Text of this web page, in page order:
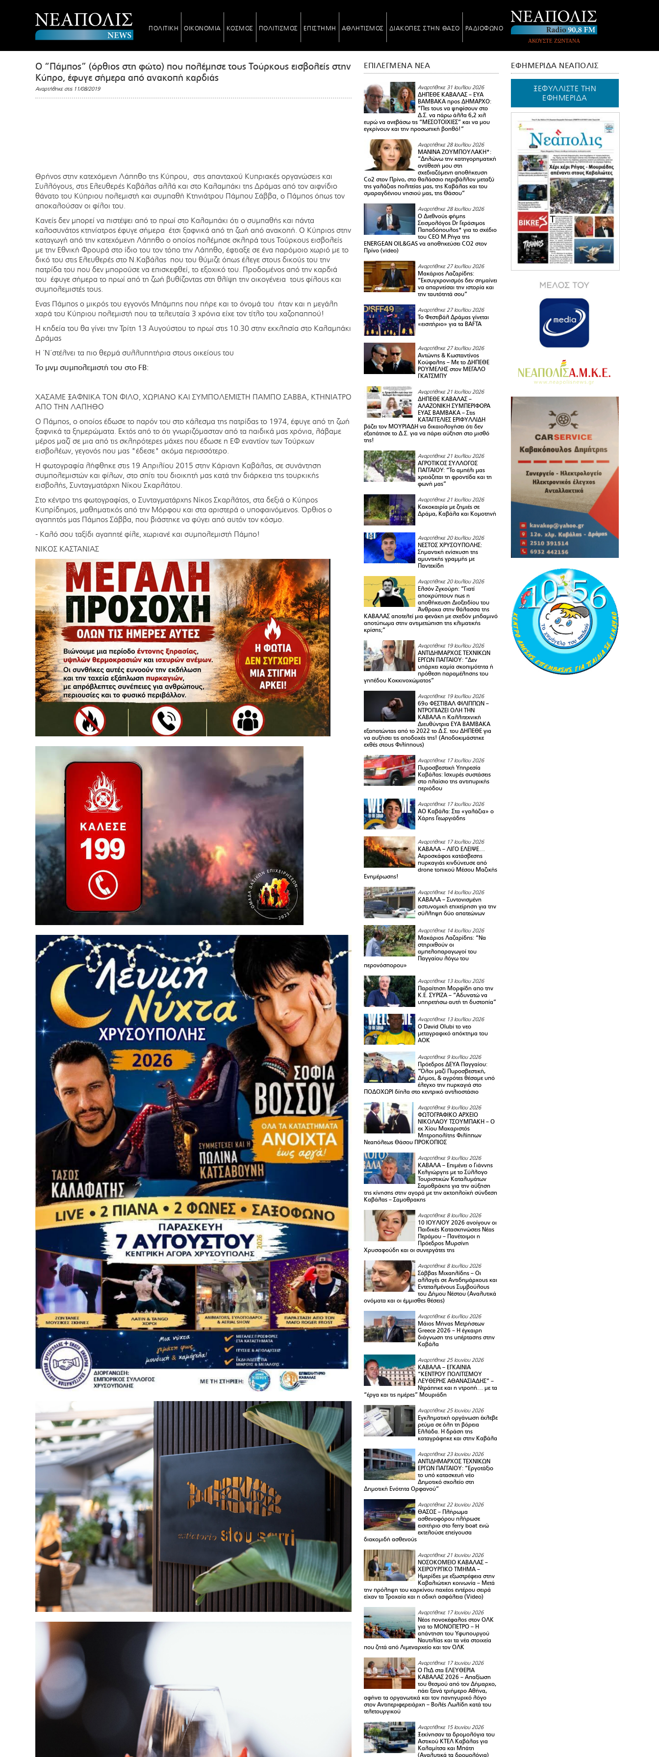
ΠΟΛΙΤΙΚΗ ΟΙΚΟΝΟΜΙΑ ΚΟΣΜΟΣ ΠΟΛΙΤΙΣΜΟΣ ΕΠΙΣΤΗΜΗ ΑΘΛΗΤΙΣΜΟΣ ΔΙΑΚΟΠΕΣ ΣΤΗΝ ΘΑΣΟ ΡΑΔΙΟΦΩΝΟ
ΑΚΟΥΣΤΕ ΖΩΝΤΑΝΑ
Ο “Πάμπος” (όρθιος στη φώτο) που πολέμησε τους Τούρκους εισβολείς στην
Κύπρο, έφυγε σήμερα από ανακοπή καρδιάς
Αναρτήθηκε στις 11/08/2019
Θρήνος στην κατεχόμενη Λάπηθο της Κύπρου, στις απανταχού Κυπριακές οργανώσεις και
Συλλόγους, στις Ελευθερές Καβάλας αλλά και στο Καλαμπάκι της Δράμας από τον αιφνίδιο
θάνατο του Κύπριου πολεμιστή και συμπαθή Κτηνιάτρου Πάμπου Σάββα, ο Πάμπος όπως τον
αποκαλούσαν οι φίλοι του.
Κανείς δεν μπορεί να πιστέψει από το πρωί στο Καλαμπάκι ότι ο συμπαθής και πάντα
καλοσυνάτος κτηνίατρος έφυγε σήμερα έτσι ξαφνικά από τη ζωή από ανακοπή. Ο Κύπριος στην
καταγωγή από την κατεχόμενη Λάπηθο ο οποίος πολέμησε σκληρά τους Τούρκους εισβολείς
με την Εθνική Φρουρά στο ίδιο του τον τόπο την Λάπηθο, έφτιαξε σε ένα παρόμοιο χωριό με το
δικό του στις Ελευθερές στο Ν.Καβάλας που του θύμιζε όπως έλεγε στους δικούς του την
πατρίδα του που δεν μπορούσε να επισκεφθεί, το εξοχικό του. Προδομένος από την καρδιά
του έφυγε σήμερα το πρωί από τη ζωή βυθίζοντας στη θλίψη την οικογένεια τους φίλους και
συμπολεμιστές τους.
Ενας Πάμπος ο μικρός του εγγονός Μπάμπης που πήρε και το όνομά του ήταν και η μεγάλη
χαρά του Κύπριου πολεμιστή που τα τελευταία 3 χρόνια είχε τον τίτλο του χαζοπαππού!
Η κηδεία του θα γίνει την Τρίτη 13 Αυγούστου το πρωί στις 10.30 στην εκκλησία στο Καλαμπάκι
Δράμας
Η ΄Ν΄στέλνει τα πιο θερμά συλλυπητήρια στους οικείους του
Το μνμ συμπολεμιστή του στο FB:
ΧΑΣΑΜΕ ΞΑΦΝΙΚΑ ΤΟΝ ΦΙΛΟ, ΧΩΡΙΑΝΟ ΚΑΙ ΣΥΜΠΟΛΕΜΙΣΤΗ ΠΑΜΠΟ ΣΑΒΒΑ, ΚΤΗΝΙΑΤΡΟ
ΑΠΟ ΤΗΝ ΛΑΠΗΘΟ
Ο Πάμπος, ο οποίος έδωσε το παρόν του στο κάλεσμα της πατρίδας το 1974, έφυγε από τη ζωή
ξαφνικά τα ξημερώματα. Εκτός από το ότι γνωριζόμασταν από τα παιδικά μας χρόνια, λάβαμε
μέρος μαζί σε μια από τις σκληρότερες μάχες που έδωσε η ΕΦ εναντίον των Τούρκων
εισβολέων, γεγονός που μας "έδεσε" ακόμα περισσότερο.
Η φωτογραφία λήφθηκε στις 19 Απριλίου 2015 στην Κάριανη Καβάλας, σε συνάντηση
συμπολεμιστών και φίλων, στο σπίτι του διοικητή μας κατά την διάρκεια της τουρκικής
εισβολής, Συνταγματάρχη Νίκου Σκαρλάτου.
Στο κέντρο της φωτογραφίας, ο Συνταγματάρχης Νίκος Σκαρλάτος, στα δεξιά ο Κύπρος
Κυπρίδημος, μαθηματικός από την Μόρφου και στα αριστερά ο υποφαινόμενος. Όρθιος ο
αγαπητός μας Πάμπος Σάββα, που βιάστηκε να φύγει από αυτόν τον κόσμο.
- Καλό σου ταξίδι αγαπητέ φίλε, χωριανέ και συμπολεμιστή Πάμπο!
NIKOΣ ΚΑΣΤΑΝΙΑΣ
ΕΠΙΛΕΓΜΕΝΑ ΝΕΑ
Αναρτήθηκε 31 Ιουλίου 2026
ΔΗΠΕΘΕ ΚΑΒΑΛΑΣ – ΕΥΑ
ΒΑΜΒΑΚΑ προς ΔΗΜΑΡΧΟ:
“Πες τους να ψηφίσουν στο
Δ.Σ. να πάρω άλλα 6,2 χιλ
ευρώ να ανεβάσω τις “ΜΕΣΟΤΟΙΧΙΕΣ” και να μου
εγκρίνουν και την προσωπική βοηθό!”
Αναρτήθηκε 28 Ιουλίου 2026
ΜΑΝΙΝΑ ΖΟΥΜΠΟΥΛΑΚΗ*:
“Δηλώνω την κατηγορηματική
αντίθεσή μου στη
σχεδιαζόμενη αποθήκευση
Co2 στον Πρίνο, στο θαλάσσιο περιβάλλον μεταξύ
της γαλάζιας πολιτείας μας, της Καβάλας και του
σμαραγδένιου νησιού μας, της Θάσου”
Αναρτήθηκε 28 Ιουλίου 2026
Ο Διεθνούς φήμης
Σεισμολόγος Dr Γεράσιμος
Παπαδόπουλος* για το σχέδιο
του CEO M.Ρήγα της
ENERGEAN OIL&GAS να αποθηκεύσει CO2 στον
Πρίνο (video)
Αναρτήθηκε 27 Ιουλίου 2026
Μακάριος Λαζαρίδης:
“Εκσυγχρονισμός δεν σημαίνει
να απαρνείσαι την ιστορία και
την ταυτότητά σου”
Αναρτήθηκε 27 Ιουλίου 2026
Το Φεστιβάλ Δράμας γίνεται
«εισιτήριο» για τα BAFTA
Αναρτήθηκε 27 Ιουλίου 2026
Αντώνης & Κωσταντίνος
Κούφαλης – Με το ΔΗΠΕΘΕ
ΡΟΥΜΕΛΗΣ στον ΜΕΓΑΛΟ
ΓΚΑΤΣΜΠΥ
Αναρτήθηκε 21 Ιουλίου 2026
ΔΗΠΕΘΕ ΚΑΒΑΛΑΣ –
ΑΛΑΖΟΝΙΚΗ ΣΥΜΠΕΡΙΦΟΡΑ
ΕΥΑΣ ΒΑΜΒΑΚΑ – Στις
ΚΑΤΑΓΓΕΛΙΕΣ ΕΡΙΦΥΛΛΙΔΗ
βάζει τον ΜΟΥΡΙΑΔΗ να δικαιολογήσει ότι δεν
εξαπάτησε το Δ.Σ. για να πάρει αύξηση στο μισθό
της!
Αναρτήθηκε 21 Ιουλίου 2026
ΑΓΡΟΤΙΚΟΣ ΣΥΛΛΟΓΟΣ
ΠΑΓΓΑΙΟY: “Το αμπέλι μας
χρειάζεται τη φροντίδα και τη
φωνή μας”
Αναρτήθηκε 21 Ιουλίου 2026
Κακοκαιρία με ζημιές σε
Δράμα, Καβάλα και Κομοτηνή
Αναρτήθηκε 20 Ιουλίου 2026
ΝΕΣΤΟΣ ΧΡΥΣΟΥΠΟΛΗΣ:
Σημαντική ενίσχυση της
αμυντικής γραμμής με
Παντεκίδη
Αναρτήθηκε 20 Ιουλίου 2026
Ελσόν Ζγκούρη: “Γιατί
αποκρύπτουν πως η
αποθήκευση Διοξειδίου του
Άνθρακα στην θάλασσα της
ΚΑΒΑΛΑΣ αποτελεί μια φενάκη με σχεδόν μηδαμινό
αποτύπωμα στην αντιμετώπιση της κλιματικής
κρίσης;”
Αναρτήθηκε 19 Ιουλίου 2026
ΑΝΤΙΔΗΜΑΡΧΟΣ ΤΕΧΝΙΚΩΝ
ΕΡΓΩΝ ΠΑΓΓΑΙΟΥ: “Δεν
υπάρχει καμία σκοπιμότητα ή
πρόθεση παραμέλησης του
γηπέδου Κοκκινοχώματος”
Αναρτήθηκε 19 Ιουλίου 2026
69ο ΦΕΣΤΙΒΑΛ ΦΙΛΙΠΠΩΝ –
ΝΤΡΟΠΙΑΖΕΙ ΟΛΗ ΤΗΝ
ΚΑΒΑΛΑ η Καλλιτεχνική
Διευθύντρια ΕΥΑ ΒΑΜΒΑΚΑ
εξαπατώντας από το 2022 το Δ.Σ. του ΔΗΠΕΘΕ για
να αυξήσει τις αποδοχές της! (Αποδοκιμάστηκε
εχθές στους Φιλίππους)
Αναρτήθηκε 17 Ιουλίου 2026
Πυροσβεστική Υπηρεσία
Καβάλας: Ισχυρές συστάσεις
στο πλαίσιο της αντιπυρικής
περιόδου
Αναρτήθηκε 17 Ιουλίου 2026
ΑΟ Καβάλα: Στα «γαλάζια» ο
Χάρης Γεωργιάδης
Αναρτήθηκε 17 Ιουλίου 2026
ΚΑΒΑΛΑ – ΛΙΓΟ ΕΛΕΙΨΕ…
Αεροσκάφος κατάσβεσης
πυρκαγιάς κινδύνευσε από
drone τοπικού Μέσου Μαζικής
Ενημέρωσης!
Αναρτήθηκε 14 Ιουλίου 2026
ΚΑΒΑΛΑ – Συντονισμένη
αστυνομική επιχείρηση για την
σύλληψη δύο απατεώνων
Αναρτήθηκε 14 Ιουλίου 2026
Μακάριος Λαζαρίδης: “Να
στηριχθούν οι
αμπελοπαραγωγοί του
Παγγαίου λόγω του
περονόσπορου»
Αναρτήθηκε 13 Ιουλίου 2026
Παραίτηση Μορφίδη απο την
Κ.Ε. ΣΥΡΙΖΑ – “Αδυνατώ να
υπηρετήσω αυτή τη δυστοπία”
Αναρτήθηκε 13 Ιουλίου 2026
Ο David Olubi το νεο
μεταγραφικό απόκτημα του
ΑΟΚ
Αναρτήθηκε 9 Ιουλίου 2026
Πρόεδρος ΔΕΥΑ Παγγαίου:
“Όλοι μαζί Πυροσβεστική,
Δήμος, & αγρότες θέσαμε υπό
έλεγχο την πυρκαγιά στο
ΠΟΔΟΧΩΡΙ δίπλα στο κεντρικό αντλιοστάσιο
Αναρτήθηκε 9 Ιουλίου 2026
ΦΩΤΟΓΡΑΦΙΚΟ ΑΡΧΕΙΟ
ΝΙΚΟΛΑΟΥ ΤΣΟΥΜΠΑΚΗ – Ο
εκ Χίου Μακαριστός
Μητροπολίτης Φιλίππων
Νεαπόλεως Θάσου ΠΡΟΚΟΠΙΟΣ
Αναρτήθηκε 9 Ιουλίου 2026
ΚΑΒΑΛΑ – Επιμένει ο Γιάννης
Κελγιώργης με το Σύλλογο
Τουριστικών Καταλυμάτων
Σαμοθράκης για την αύξηση
της κίνησης στην αγορά με την ακτοπλοϊκή σύνδεση
Καβάλας – Σαμοθρακης
Αναρτήθηκε 8 Ιουλίου 2026
10 ΙΟΥΛΙΟΥ 2026 ανοίγουν οι
Παιδικές Κατασκηνώσεις Νέας
Περάμου – Πανέτοιμοι η
Πρόεδρος Μυρσίνη
Χρυσαφούδη και οι συνεργάτες της
Αναρτήθηκε 8 Ιουλίου 2026
Σάββας Μιχαηλίδης – Οι
αλλαγές σε Αντιδημάρχους και
Εντεταλμένους Συμβούλους
του Δήμου Νέστου (Αναλυτικά
ονόματα και οι έμμισθες θέσεις)
Αναρτήθηκε 6 Ιουλίου 2026
Μάιος Μήνας Μετρήσεων
Greece 2026 – H έγκαιρη
διάγνωση της υπέρτασης στην
Καβάλα
Αναρτήθηκε 25 Ιουνίου 2026
ΚΑΒΑΛΑ – ΕΓΚΑΙΝΙΑ
“ΚΕΝΤΡΟΥ ΠΟΛΙΤΙΣΜΟΥ
ΛΕΥΘΕΡΗΣ ΑΘΑΝΑΣΙΑΔΗΣ” –
Ντράπηκε και η ντροπή… με τα
“έργα και τις ημέρες” Μουριάδη
Αναρτήθηκε 25 Ιουνίου 2026
Εγκληματική οργάνωση έκλεβε
ρεύμα σε όλη τη βόρεια
Ελλάδα. Η δράση της
καταγράφηκε και στην Καβάλα
Αναρτήθηκε 23 Ιουνίου 2026
ΑΝΤΙΔΗΜΑΡΧΟΣ ΤΕΧΝΙΚΩΝ
ΕΡΓΩΝ ΠΑΓΓΑΙΟΥ: “Εργοτάξιο
το υπό κατασκευή νέο
Δημοτικό σχολείο στη
Δημοτική Ενότητα Ορφανού”
Αναρτήθηκε 22 Ιουνίου 2026
ΘΑΣΟΣ – Πλήρωμα
ασθενοφόρου πλήρωσε
εισιτήριο στο ferry boat ενώ
εκτελούσε επείγουσα
διακομιδή ασθενούς
Αναρτήθηκε 21 Ιουνίου 2026
ΝΟΣΟΚΟΜΕΙΟ ΚΑΒΑΛΑΣ –
ΧΕΙΡΟΥΡΓΙΚΟ ΤΜΗΜΑ –
Ημερίδες με εξωστρέφεια στην
Καβαλιώτικη κοινωνία – Μετά
την πρόληψη του καρκίνου παχέος εντέρου σειρά
είχαν τα Τροχαία και η οδική ασφάλεια (Video)
Αναρτήθηκε 17 Ιουνίου 2026
Νέος πονοκέφαλος στον ΟΛΚ
για το ΜΟΝΟΠΕΤΡΟ – Η
απάντηση του Υφυπουργού
Ναυτιλίας και τα νέα στοιχεία
που ζητά από Λιμεναρχείο και τον ΟΛΚ
Αναρτήθηκε 17 Ιουνίου 2026
Ο ΠτΔ στα ΕΛΕΥΘΕΡΙΑ
ΚΑΒΑΛΑΣ 2026 – Απαξίωση
του θεσμού από τον Δήμαρχο,
πάει ξανά τριήμερο Αθήνα,
αφήνει τα οργανωτικά και τον πανηγυρικό λόγο
στον Αντιπεριφερειάρχη – Βολές Λωλίδη κατά του
τελετουργικού
Αναρτήθηκε 15 Ιουνίου 2026
Ξεκίνησαν τα δρομολόγια του
Αστικού ΚΤΕΛ Καβάλας για
Καλαμίτσα και Μπάτη
(Αναλυτικά τα δρομολόγια)
ΕΦΗΜΕΡΙΔΑ ΝΕΑΠΟΛΙΣ
ΞΕΦΥΛΛΙΣΤΕ ΤΗΝ
ΕΦΗΜΕΡΙΔΑ